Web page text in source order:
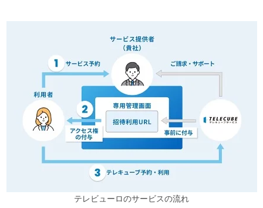
テレビューロのサービスの流れ